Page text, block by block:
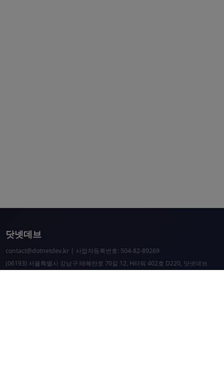
닷넷데브
contact@dotnetdev.kr| 사업자등록번호: 504-82-89269
(06193) 서울특별시 강남구 테헤란로 70길 12, H타워 402호 D220, 닷넷데브